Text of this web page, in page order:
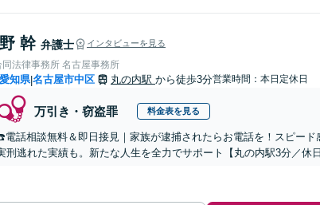
幹 弁護士 インタビューを見る
同法律事務所 名古屋事務所
愛知県|名古屋市中区 丸の内駅 から徒歩3分営業時間：本日定休日
万引き・窃盗罪 料金表を見る
電話相談無料＆即日接見｜家族が逮捕されたらお電話を！スピー
刑逃れた実績も。新たな人生を全力でサポート【丸の内駅3分／休